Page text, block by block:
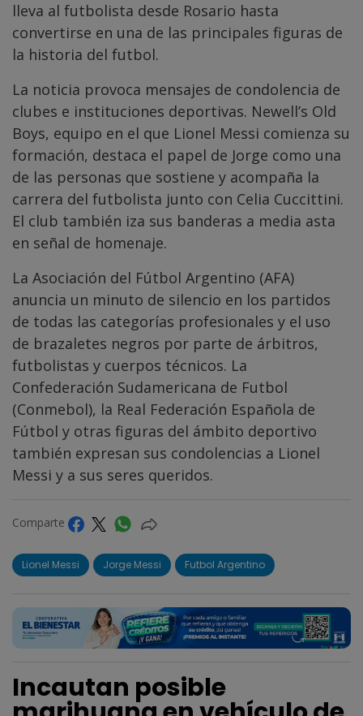
lleva al futbolista desde Rosario hasta
convertirse en una de las principales figuras de
la historia del futbol.
La noticia provoca mensajes de condolencia de
clubes e instituciones deportivas. Newell’s Old
Boys, equipo en el que Lionel Messi comienza su
formación, destaca el papel de Jorge como una
de las personas que sostiene y acompaña la
carrera del futbolista junto con Celia Cuccittini.
El club también iza sus banderas a media asta
en señal de homenaje.
La Asociación del Fútbol Argentino (AFA)
anuncia un minuto de silencio en los partidos
de todas las categorías profesionales y el uso
de brazaletes negros por parte de árbitros,
futbolistas y cuerpos técnicos. La
Confederación Sudamericana de Futbol
(Conmebol), la Real Federación Española de
Fútbol y otras figuras del ámbito deportivo
también expresan sus condolencias a Lionel
Messi y a sus seres queridos.
Comparte
Lionel Messi Jorge Messi Futbol Argentino
Incautan posible